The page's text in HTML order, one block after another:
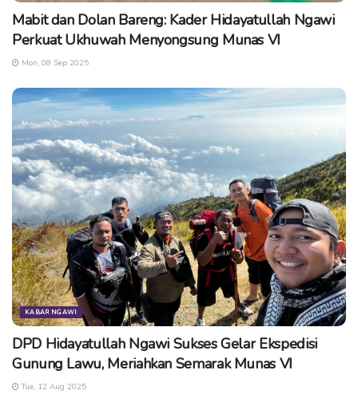
Mabit dan Dolan Bareng: Kader Hidayatullah Ngawi
Perkuat Ukhuwah Menyongsung Munas VI
Mon, 08 Sep 2025
KABAR NGAWI
DPD Hidayatullah Ngawi Sukses Gelar Ekspedisi
Gunung Lawu, Meriahkan Semarak Munas VI
Tue, 12 Aug 2025